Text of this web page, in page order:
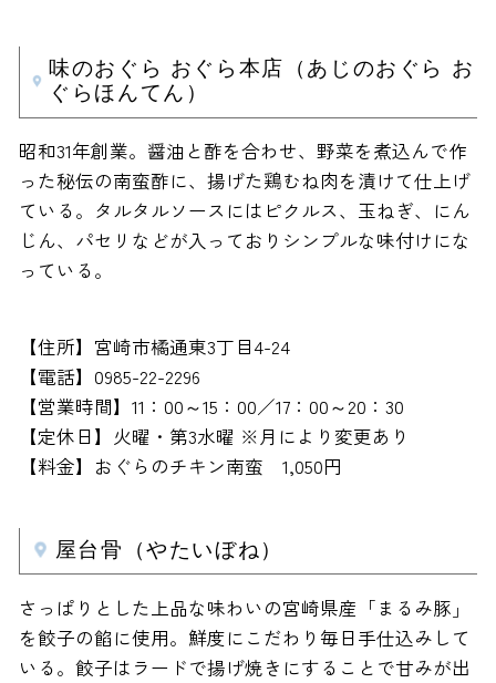
味のおぐら おぐら本店（あじのおぐら お
ぐらほんてん）
昭和31年創業。醤油と酢を合わせ、野菜を煮込んで作
った秘伝の南蛮酢に、揚げた鶏むね肉を漬けて仕上げ
ている。タルタルソースにはピクルス、玉ねぎ、にん
じん、パセリなどが入っておりシンプルな味付けにな
っている。
【住所】宮崎市橘通東3丁目4-24
【電話】0985-22-2296
【営業時間】11：00～15：00／17：00～20：30
【定休日】火曜・第3水曜 ※月により変更あり
【料金】おぐらのチキン南蛮 1,050円
屋台骨（やたいぼね）
さっぱりとした上品な味わいの宮崎県産「まるみ豚」
を餃子の餡に使用。鮮度にこだわり毎日手仕込みして
いる。餃子はラードで揚げ焼きにすることで甘みが出